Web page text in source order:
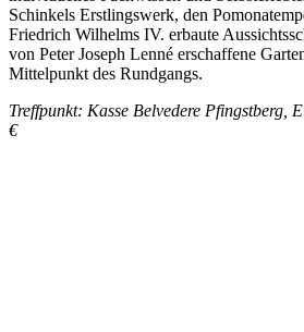
Schinkels Erstlingswerk, den
Friedrich Wilhelms IV. erbaute
von Peter Joseph Lenné erschaffene
Mittelpunkt des Rundgangs.
Treffpunkt: Kasse Belvedere Pfingstberg,
€